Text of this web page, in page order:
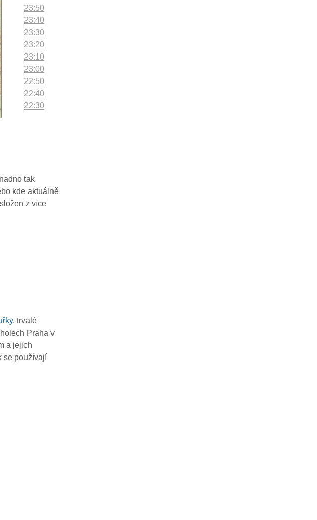
23:50
23:40
23:30
23:20
23:10
23:00
22:50
22:40
22:30
21:30
21:20
21:10
19:30
19:20
19:10
19:00
tak
kde aktuálně
z více
, trvalé
Praha v
a jejich
se používají